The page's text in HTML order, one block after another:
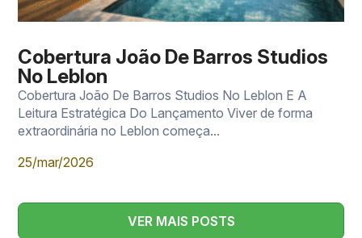
Cobertura João De Barros Studios
No Leblon
Cobertura João De Barros Studios No Leblon E A
Leitura Estratégica Do Lançamento Viver de forma
extraordinária no Leblon começa...
25/mar/2026
VER MAIS POSTS